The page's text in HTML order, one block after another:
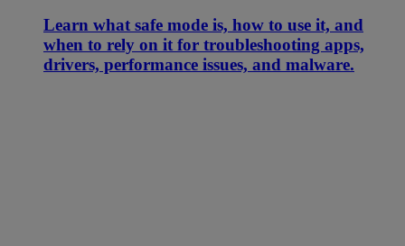
Learn what safe mode is, how to use it, and
when to rely on it for troubleshooting apps,
drivers, performance issues, and malware.